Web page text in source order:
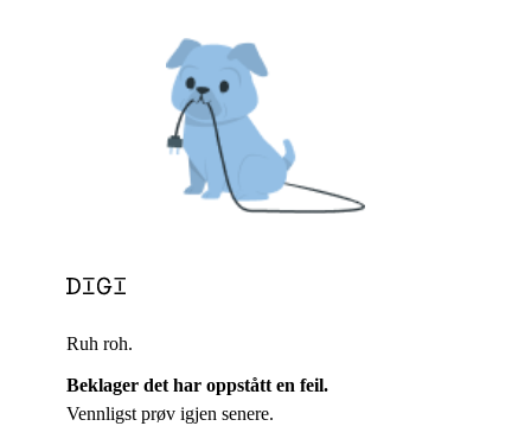
Ruh roh.
Beklager det har oppstått en feil.
Vennligst prøv igjen senere.